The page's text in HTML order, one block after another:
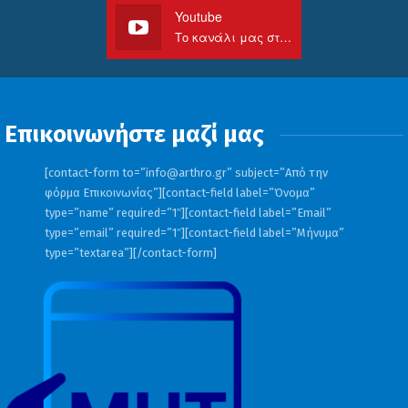
V. Υποχρεωτική χρήση της ακαδημαϊκής
εξόδου
Κατά προτεραιότητα στους
πανεπιστημιακούς χώρους των ΑΕΙ στα
μεγάλα αστικά κέντρα.
κατάλληλων τεχνολογικών συστημάτων
καταγραφής πρόσβασης, ως
Youtube
Το κανάλι μας στο Youtube
Επικοινωνήστε μαζί μας
[contact-form to=”info@arthro.gr” subject=”Από την
φόρμα Επικοινωνίας”][contact-field label=”Όνομα”
type=”name” required=”1″][contact-field label=”Email”
type=”email” required=”1″][contact-field label=”Μήνυμα”
type=”textarea”][/contact-form]